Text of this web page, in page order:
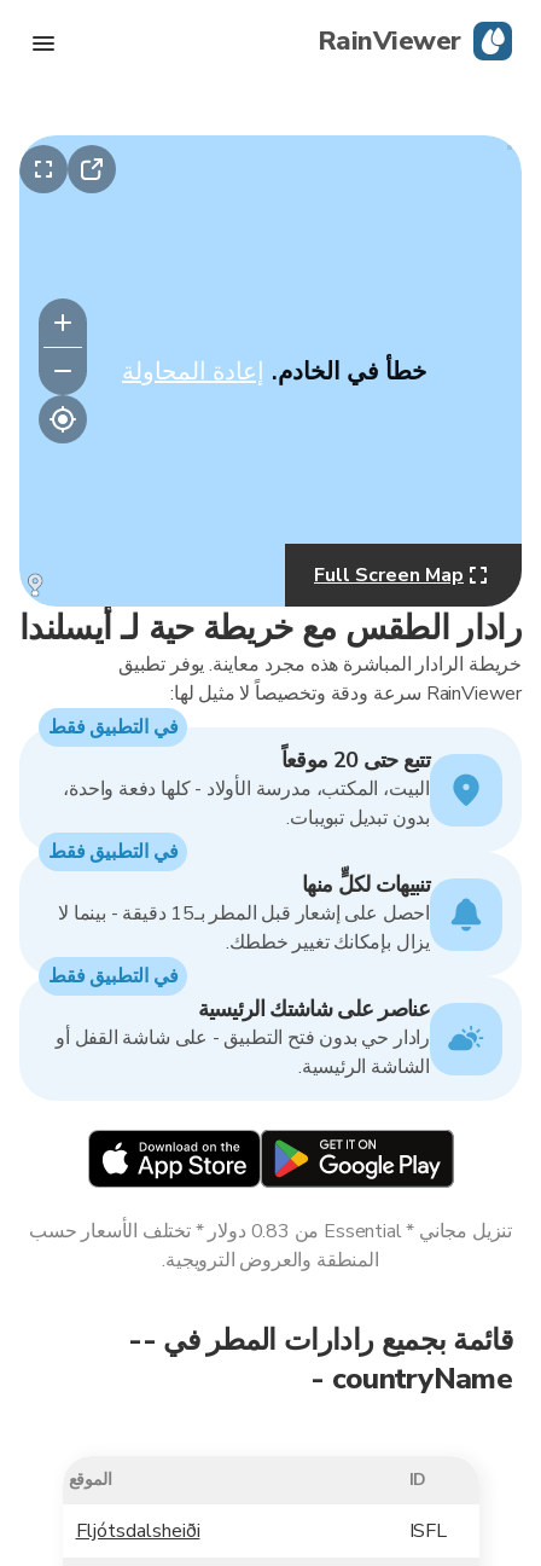
رادار الطقس مع خريطة حية لـ أيسلندا
خريطة الرادار المباشرة هذه مجرد معاينة. يوفر تطبيق
RainViewer سرعة ودقة وتخصيصاً لا مثيل لها:
تتبع حتى 20 موقعاً
البيت، المكتب، مدرسة الأولاد - كلها دفعة واحدة،
بدون تبديل تبويبات.
في التطبيق فقط
تنبيهات لكلٍّ منها
احصل على إشعار قبل المطر بـ15 دقيقة - بينما لا
يزال بإمكانك تغيير خططك.
في التطبيق فقط
عناصر على شاشتك الرئيسية
رادار حي بدون فتح التطبيق - على شاشة القفل أو
الشاشة الرئيسية.
في التطبيق فقط
تنزيل مجاني * Essential من 0.83 دولار * تختلف الأسعار حسب
المنطقة والعروض الترويجية.
MapLibre
خطأ في الخادم. إعادة المحاولة
Full Screen Map
قائمة بجميع رادارات المطر في --
countryName -
ID الموقع
ISFL
Fljótsdalsheiði
RainViewer